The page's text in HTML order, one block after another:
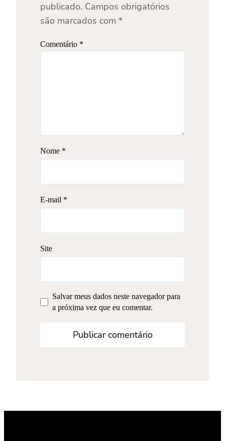
publicado. Campos obrigatórios
são marcados com *
Comentário *
Nome *
E-mail *
Site
Salvar meus dados neste navegador para
a próxima vez que eu comentar.